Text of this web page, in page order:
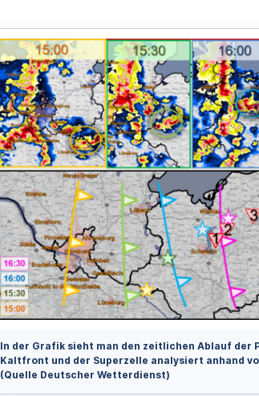
In der Grafik sieht man den zeitlichen Ablauf der
Kaltfront und der Superzelle analysiert anhand
(Quelle Deutscher Wetterdienst)